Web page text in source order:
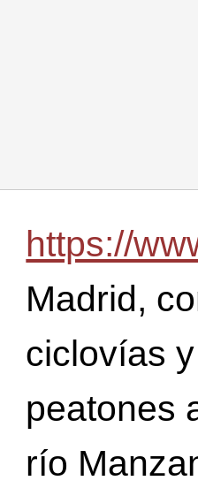
https://
Madrid,
ciclovías
peatones
río